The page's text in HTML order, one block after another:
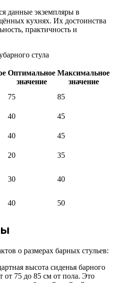
данные экземпляры в
кухнях. Их достоинства
практичность и
Оптимальное
значение
Максимальное
значение
75
85
40
45
40
45
20
35
30 40
40 50
о размерах барных стульев:
высота сиденья барного
от 75 до 85 см от пола. Это